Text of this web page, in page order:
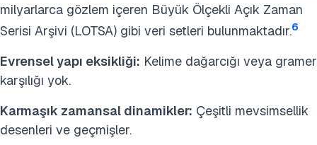
milyarlarca gözlem içeren Büyük Ölçekli Açık Zaman
Serisi Arşivi (LOTSA) gibi veri setleri bulunmaktadır.6
Evrensel yapı eksikliği: Kelime dağarcığı veya gramer
karşılığı yok.
Karmaşık zamansal dinamikler: Çeşitli mevsimsellik
desenleri ve geçmişler.